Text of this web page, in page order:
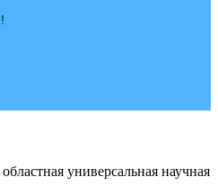
универсальная научная